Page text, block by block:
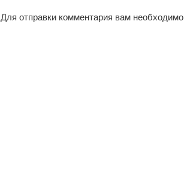
Для отправки комментария вам необходимо